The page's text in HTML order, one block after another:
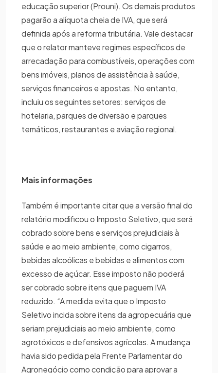
educação superior (Prouni). Os demais produtos
pagarão a alíquota cheia de IVA, que será
definida após a reforma tributária. Vale destacar
que o relator manteve regimes específicos de
arrecadação para combustíveis, operações com
bens imóveis, planos de assistência à saúde,
serviços financeiros e apostas. No entanto,
incluiu os seguintes setores: serviços de
hotelaria, parques de diversão e parques
temáticos, restaurantes e aviação regional.
Mais informações
Também é importante citar que a versão final do
relatório modificou o Imposto Seletivo, que será
cobrado sobre bens e serviços prejudiciais à
saúde e ao meio ambiente, como cigarros,
bebidas alcoólicas e bebidas e alimentos com
excesso de açúcar. Esse imposto não poderá
ser cobrado sobre itens que paguem IVA
reduzido. “A medida evita que o Imposto
Seletivo incida sobre itens da agropecuária que
seriam prejudiciais ao meio ambiente, como
agrotóxicos e defensivos agrícolas. A mudança
havia sido pedida pela Frente Parlamentar do
Agronegócio como condição para aprovar a